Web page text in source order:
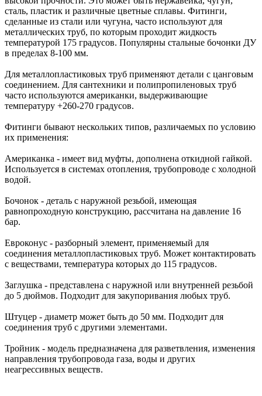
сталь, пластик и различные цветные сплавы. Фитинги,
сделанные из стали или чугуна, часто используют для
металлических труб, по которым проходит жидкость
температурой 175 градусов. Популярны стальные бочонки ДУ
в пределах 8-100 мм.
Для металлопластиковых труб применяют детали с цанговым
соединением. Для сантехники и полипропиленовых труб
часто используются американки, выдерживающие
температуру +260-270 градусов.
Фитинги бывают нескольких типов, различаемых по условию
их применения:
Американка - имеет вид муфты, дополнена откидной гайкой.
Используется в системах отопления, трубопроводе с холодной
водой.
Бочонок - деталь с наружной резьбой, имеющая
равнопроходную конструкцию, рассчитана на давление 16
бар.
Евроконус - разборный элемент, применяемый для
соединения металлопластиковых труб. Может контактировать
с веществами, температура которых до 115 градусов.
Заглушка - представлена с наружной или внутренней резьбой
до 5 дюймов. Подходит для закупоривания любых труб.
Штуцер - диаметр может быть до 50 мм. Подходит для
соединения труб с другими элементами.
Тройник - модель предназначена для разветвления, изменения
направления трубопровода газа, воды и других
неагрессивных веществ.